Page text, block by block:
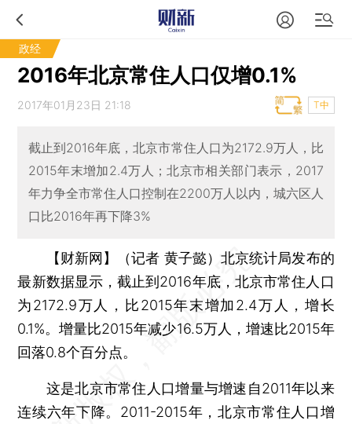
政经
2016年北京常住人口仅增0.1%
2017年01月23日 21:18 T中
截止到2016年底，北京市常住人口为2172.9万人，比
2015年末增加2.4万人；北京市相关部门表示，2017
年力争全市常住人口控制在2200万人以内，城六区人
口比2016年再下降3%
【财新网】（记者 黄子懿） 北京统计局发布的
最新数据显示，截止到2016年底，北京市常住人口
为2172.9万人，比2015年末增加2.4万人，增长
0.1%。增量比2015年减少16.5万人，增速比2015年
回落0.8个百分点。
这是北京市常住人口增量与增速自2011年以来
连续六年下降。2011-2015年，北京市常住人口增